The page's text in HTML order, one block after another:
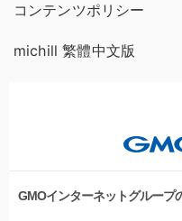
コンテンツポリシー
michill 繁體中文版
GMOインターネットグループ